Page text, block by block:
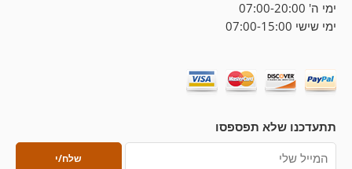
ימי ה' 07:00-20:00
ימי שישי 07:00-15:00
תתעדכנו שלא תפספסו